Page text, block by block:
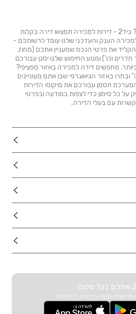
מחפשים דירות למכירה? ביד2 - דירות למכירה תמצאו דירה בקלות
הענק והעדכני שלנו עומד לרשותכם -
את פרטי הנכס שמעניין אתכם (מחוז,
וכו') ומנוע החיפוש שלנו יסנן עבורכם
מחפשים דירה למכירה באזור ספציפי?
באזור הגיאוגרפי שבו אתם מעוניינים
תסמן עבורכם את מיקומי הדירות
על כל סימון כדי לצפות במודעה ובפרטי
עם בעלי הדירה.
וקבלו עדכונים בזמן אמת